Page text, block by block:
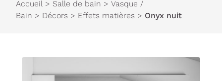
Accueil > Salle de bain > Vasque /
Bain > Décors > Effets matières > Onyx nuit